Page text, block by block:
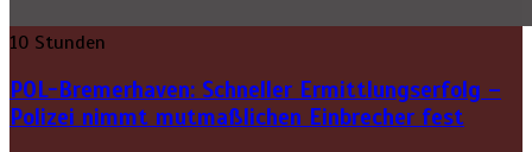
10 Stunden
POL-Bremerhaven: Schneller Ermittlungserfolg –
Polizei nimmt mutmaßlichen Einbrecher fest